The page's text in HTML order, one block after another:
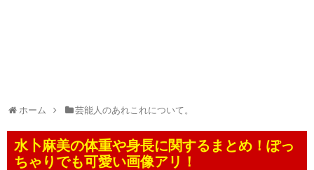
ホーム 芸能人のあれこれについて。
水卜麻美の体重や身長に関するまとめ！ぽっ
ちゃりでも可愛い画像アリ！